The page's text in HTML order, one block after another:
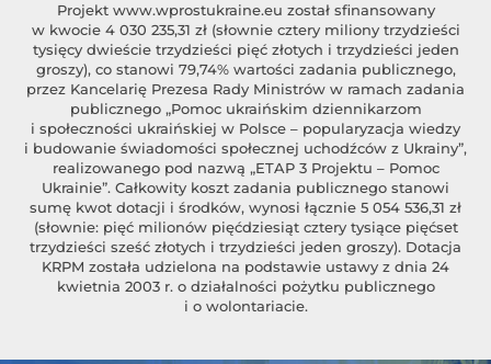
Projekt www.wprostukraine.eu został sfinansowany
w kwocie 4 030 235,31 zł (słownie cztery miliony trzydzieści
tysięcy dwieście trzydzieści pięć złotych i trzydzieści jeden
groszy), co stanowi 79,74% wartości zadania publicznego,
przez Kancelarię Prezesa Rady Ministrów w ramach zadania
publicznego „Pomoc ukraińskim dziennikarzom
i społeczności ukraińskiej w Polsce – popularyzacja wiedzy
i budowanie świadomości społecznej uchodźców z Ukrainy”,
realizowanego pod nazwą „ETAP 3 Projektu – Pomoc
Ukrainie”. Całkowity koszt zadania publicznego stanowi
sumę kwot dotacji i środków, wynosi łącznie 5 054 536,31 zł
(słownie: pięć milionów pięćdziesiąt cztery tysiące pięćset
trzydzieści sześć złotych i trzydzieści jeden groszy). Dotacja
KRPM została udzielona na podstawie ustawy z dnia 24
kwietnia 2003 r. o działalności pożytku publicznego
i o wolontariacie.